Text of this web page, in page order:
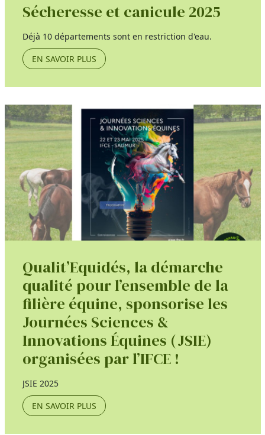
Sécheresse et canicule 2025
Déjà 10 départements sont en restriction d'eau.
EN SAVOIR PLUS
Qualit’Equidés, la démarche
qualité pour l’ensemble de la
filière équine, sponsorise les
Journées Sciences &
Innovations Équines (JSIE)
organisées par l’IFCE !
JSIE 2025
EN SAVOIR PLUS